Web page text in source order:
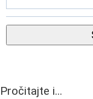
Pročitajte i...